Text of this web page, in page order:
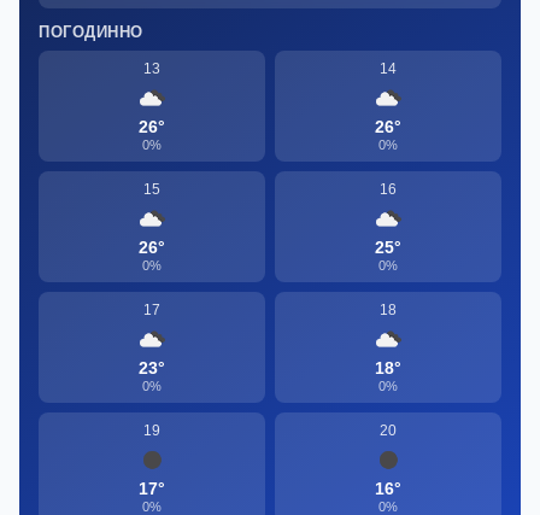
ПОГОДИННО
13
26°
0%
14
26°
0%
15
26°
0%
16
25°
0%
17
23°
0%
18
18°
0%
19
17°
0%
20
16°
0%